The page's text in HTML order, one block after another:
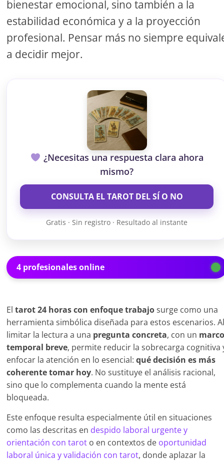
bienestar emocional, sino también a la
estabilidad económica y a la proyección
profesional. Pensar más no siempre
a decidir mejor.
¿Necesitas una respuesta clara ahora
mismo?
CONSULTA EL TAROT DEL SÍ O NO
Gratis · Sin registro · Resultado al instante
4 profesionales online
Eltarot 24 horas con enfoque trabajosurge como una
herramienta simbólica diseñada para estos escenarios.
limitar la lectura a una pregunta concreta, con un
temporal breve, permite reducir la sobrecarga cognitiva
enfocar la atención en lo esencial:qué decisión es más
coherente tomar hoy. No sustituye el análisis racional,
sino que lo complementa cuando la mente está
bloqueada.
Este enfoque resulta especialmente útil en situaciones
como las descritas en despido laboral urgente y
orientación con tarot o en contextos de oportunidad
laboral única y validación con tarot, donde aplazar la